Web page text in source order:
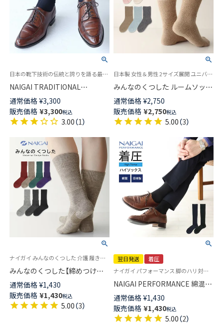
日本の靴下技術の伝統と誇りを語る最高級の紳士靴下 ビジネス メンズ ソックス
NAIGAI TRADITIONAL
SUPERIOR（スーペリオール） 海
島綿リブ ハイソックス ロング
ホーズ 高級靴下 メンズ 無地
02392906
通常価格 ¥3,300
販売価格 ¥3,300税込
3.00（1）
日本製 女性＆男性 2サイズ展開 ユニバーサルデザイン 介護 履きやすい
みんなのくつした ルームソック
ス あたたかアンゴラ毛混 総パ
イル【締めつけない靴下】 クルー
丈 ユニセックス 90361013
通常価格 ¥2,750
販売価格 ¥2,750税込
5.00（3）
ナイガイ みんなのくつした 介護 履きやすい ユニバーサルデザイン
みんなのくつした【締めつけな
い靴下】 ハイクルー丈 あたたか
毛混 ふんわりガーゼ ちょうど
良い長さ 90361012
通常価格 ¥1,430
販売価格 ¥1,430税込
5.00（3）
翌日発送
着圧
ナイガイ パフォーマンス 脚のハリ対策立ち仕事・出張などが多いビジネスマンに 男性用 加圧 弾性 弾性ストッキング
NAIGAI PERFORMANCE 綿混着
圧ハイソックス メンズ 長め ア
ーチフィットサポート 足首
27hPa ふくらはぎ20hPa 無地
リブ 【365日最短翌日発送】
通常価格 ¥1,430
販売価格 ¥1,430税込
5.00（2）